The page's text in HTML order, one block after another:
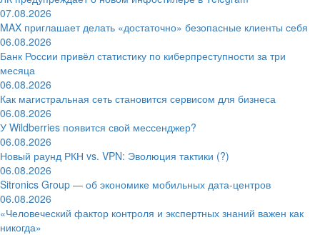
07.08.2026
MAX приглашает делать «достаточно» безопасные клиенты себя
06.08.2026
Банк России привёл статистику по киберпреступности за три
месяца
06.08.2026
Как магистральная сеть становится сервисом для бизнеса
06.08.2026
У Wildberries появится свой мессенджер?
06.08.2026
Новый раунд РКН vs. VPN: Эволюция тактики (?)
06.08.2026
Sitronics Group — об экономике мобильных дата-центров
06.08.2026
«Человеческий фактор контроля и экспертных знаний важен как
никогда»